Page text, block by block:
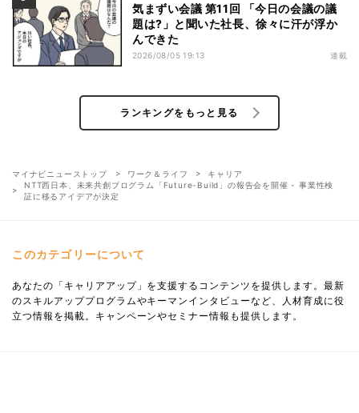
気まずい会議 第11回 「今日の会議の議
題は?」と聞いた社長、徐々に汗が浮か
んできた
2026/08/05 19:13 連載
ランキングをもっと見る
マイナビニューストップ ワーク＆ライフ
キャリア
NTT西日本、未来共創プログラム「Future-Build」の報告会を開催 - 事業性検
証に移るアイデアが決定
このカテゴリーについて
あなたの「キャリアアップ」を支援するコンテンツを提供します。最新
のスキルアッププログラムやキーマンインタビューなど、人材育成に役
立つ情報を掲載。キャンペーンやセミナー情報も提供します。